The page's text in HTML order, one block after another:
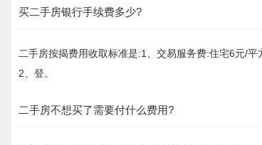
买二手房银行手续费多少?
二手房按揭费用收取标准是:1、交易服务费:住宅6元/
2、登。
二手房不想买了需要付什么费用?